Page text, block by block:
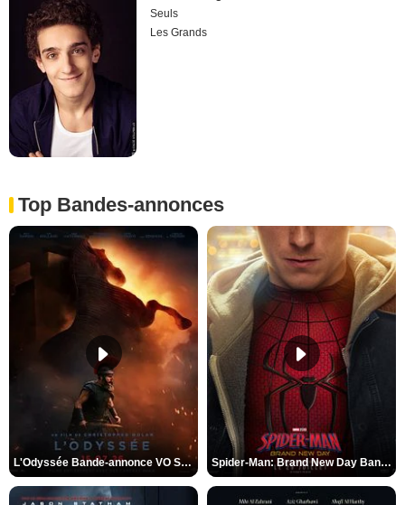
Seuls
Les Grands
Top Bandes-annonces
L'Odyssée Bande-annonce VO STFR Spider-Man: Brand New Day Bande-annonce VO STFR